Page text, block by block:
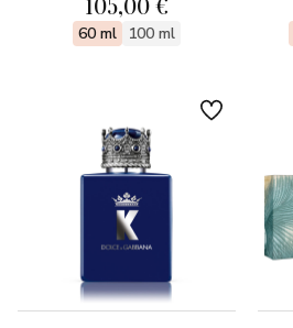
60 ml 100 ml